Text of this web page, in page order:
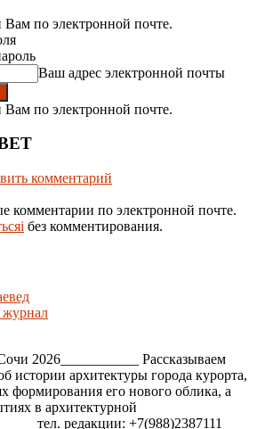
Вам по электронной почте.
Ваш адрес электронной почты
Вам по электронной почте.
комментарий
комментарии по электронной почте.
без комментирования.
2026___________ Рассказываем
истории архитектуры города курорта,
формирования его нового облика, а
в архитектурной
тел. редакции: +7(988)2387111